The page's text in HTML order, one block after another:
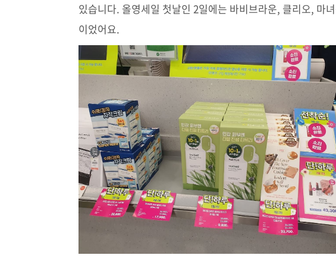
있습니다. 올영세일 첫날인 2일에는 바비브라운, 클리오, 마
이었어요.